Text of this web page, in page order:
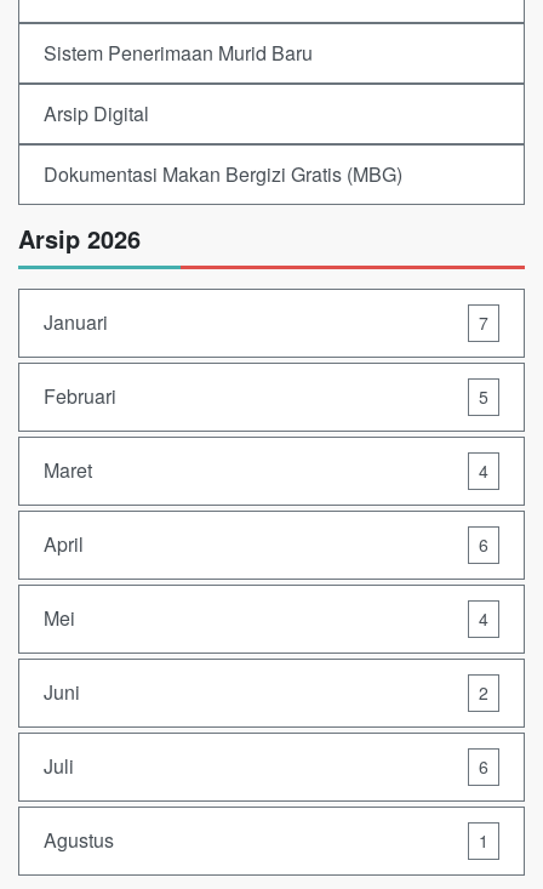
Sistem Penerimaan Murid Baru
Arsip Digital
Dokumentasi Makan Bergizi Gratis (MBG)
Arsip 2026
Januari 7
Februari 5
Maret 4
April 6
Mei 4
Juni 2
Juli 6
Agustus 1